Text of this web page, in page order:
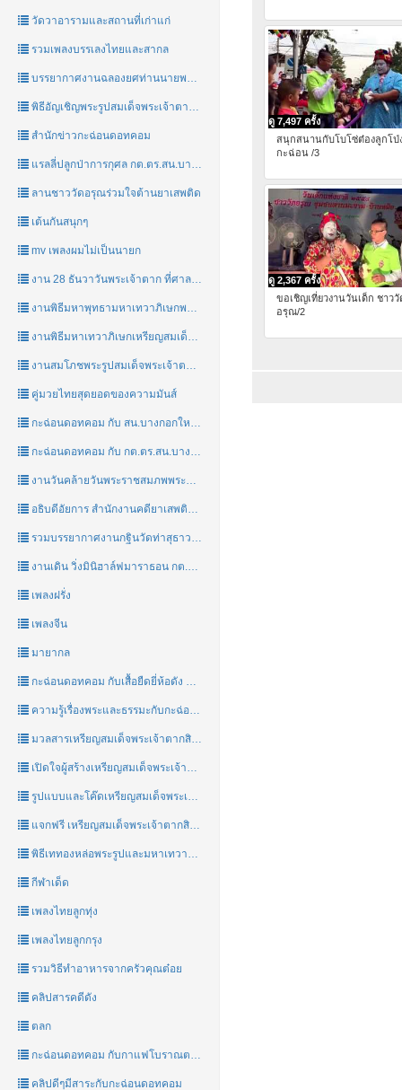
วัดวาอารามและสถานที่เก่าแก่
รวมเพลงบรรเลงไทยและสากล
บรรยากาศงานฉลองยศท่านนายพลคนใหม่ พลตรี โกศล ชูใจ
พิธีอัญเชิญพระรูปสมเด็จพระเจ้าตากสินมหาราชชาววัดอรุณ
สำนักข่าวกะฉ่อนดอทคอม
แรลลี่ปลูกป่าการกุศล กต.ตร.สน.บางกอกใหญ่ กรุงเทพ-กาญจนบุรี
ลานชาววัดอรุณร่วมใจต้านยาเสพติด
เต้นกันสนุกๆ
mv เพลงผมไม่เป็นนายก
งาน 28 ธันวาวันพระเจ้าตาก ที่ศาลสมเด็จพระเจ้าตากสินมหาราชชาววัดอรุณ
งานพิธีมหาพุทธามหาเทวาภิเษกพระรูปสมเด็จพระเจ้าตากสินมหาราชชาววัดอรุณ
งานพิธีมหาเทวาภิเษกเหรียญสมเด็จพระเจ้าตากสินมหาราชชาววัดอรุณ
งานสมโภชพระรูปสมเด็จพระเจ้าตากสินมหาราชชาววัดอรุณที่วัดอรุณ
คู่มวยไทยสุดยอดของความมันส์
กะฉ่อนดอทคอม กับ สน.บางกอกใหญ่ และคณะทำงาน กต.ตร.สน.บางกอกใหญ่
กะฉ่อนดอทคอม กับ กต.ตร.สน.บางกอกใหญ่
งานวันคล้ายวันพระราชสมภพพระบาทสมเด็จพระเจ้าตากสินมหาราช 17 เมษายน 2559
อธิบดีอัยการ สำนักงานคดียาเสพติด ท่านพิทักษ์ อบสุวรรณ
รวมบรรยากาศงานกฐินวัดท่าสุธาวาส(ผีมด)โดยท่าน พ.ต.อ.เมธี รักพันธุ์
งานเดิน วิ่งมินิฮาล์ฟมาราธอน กต.ตร.สน.บางกอกใหญ่
เพลงฝรั่ง
เพลงจีน
มายากล
กะฉ่อนดอทคอม กับเสื้อยืดยี่ห้อดัง PUNK BERRY
ความรู้เรื่องพระและธรรมะกับกะฉ่อนดอทคอม
มวลสารเหรียญสมเด็จพระเจ้าตากสินมหาราชชาววัดอรุณ
เปิดใจผู้สร้างเหรียญสมเด็จพระเจ้าตากสินมหาราชชาววัดอรุณ
รูปแบบและโค๊ดเหรียญสมเด็จพระเจ้าตากสินมหาราชชาววัดอรุณ
แจกฟรี เหรียญสมเด็จพระเจ้าตากสินมหาราชชาววัดอรุณ
พิธีเททองหล่อพระรูปและมหาเทวาภิเษกเหรียญสมเด็จพระเจ้าตากสินมหาราชชาววัดอรุณ
กีฬาเด็ด
เพลงไทยลูกทุ่ง
เพลงไทยลูกกรุง
รวมวิธีทำอาหารจากครัวคุณต๋อย
คลิปสารคดีดัง
ตลก
กะฉ่อนดอทคอม กับกาแฟโบราณตรามังกรบิน
คลิปดีๆมีสาระกับกะฉ่อนดอทคอม
ดู 7,497 ครั้ง
สนุกสนานกับโบโซ่ต๋องลูกโป่
กะฉ่อน /3
ดู 2,367 ครั้ง
ขอเชิญเที่ยวงานวันเด็ก ชาววั
อรุณ/2